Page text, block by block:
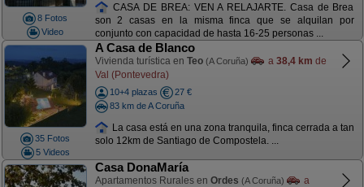
8 Fotos
Video
CASA DE BREA: VEN A RELAJARTE. Casa de Brea
son 2 casas en la misma finca que se alquilan por
conjunto con capacidad de hasta 16-25 personas ...
35 Fotos
5 Videos
A Casa de Blanco
Vivienda turística en Teo (A Coruña) a 38,4 km de
Val (Pontevedra)
10+4 plazas
27 €
83 km de A Coruña
La casa está en una zona tranquila, finca cerrada a tan
solo 12km de Santiago de Compostela. ...
Casa DonaMaría
Apartamentos Rurales en Ordes (A Coruña)
a